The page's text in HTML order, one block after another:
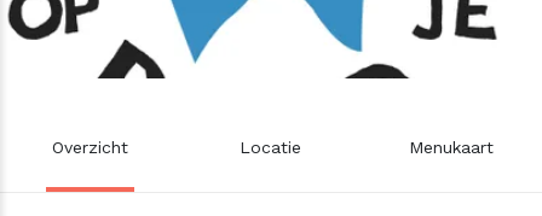
Overzicht Locatie Menukaart